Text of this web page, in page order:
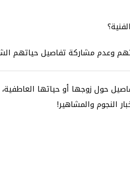
وعدم مشاركة تفاصيل حياتهم
حول زوجها أو حياتها
النجوم والمشاهير!